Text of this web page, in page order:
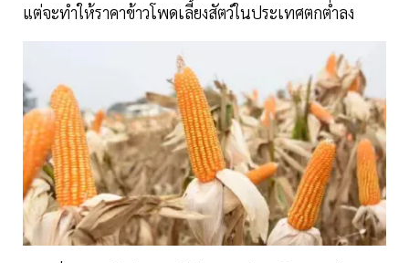
แต่จะทำให้ราคาข้าวโพดเลี้ยงสัตว์ในประเทศตกตํ่าลง